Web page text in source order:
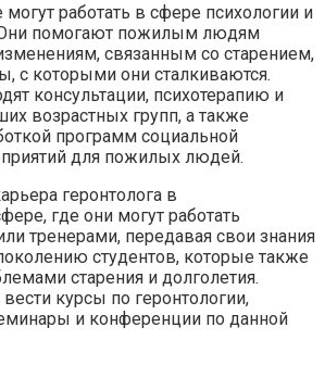
могут работать в сфере психологии и
помогают пожилым людям
связанным со старением,
с которыми они сталкиваются.
консультации, психотерапию и
возрастных групп, а также
программ социальной
для пожилых людей.
геронтолога в
где они могут работать
тренерами, передавая свои знания
студентов, которые также
старения и долголетия.
курсы по геронтологии,
и конференции по данной